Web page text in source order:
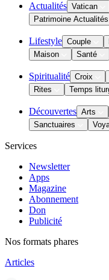
Actualités Vatican
Patrimoine Actualités
Lifestyle Couple
Maison
Santé
Spiritualité Croix
Rites
Temps
Découvertes Arts
Sanctuaires
Services
Newsletter
Apps
Magazine
Abonnement
Don
Publicité
Nos formats phares
Articles